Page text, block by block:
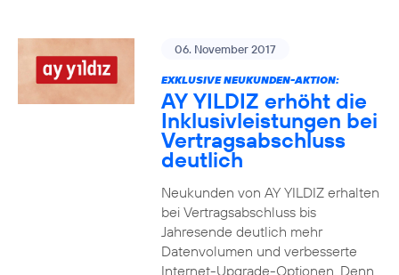
06. November 2017
EXKLUSIVE NEUKUNDEN-AKTION:
AY YILDIZ erhöht die
Inklusivleistungen bei
Vertragsabschluss
deutlich
Neukunden von AY YILDIZ erhalten
bei Vertragsabschluss bis
Jahresende deutlich mehr
Datenvolumen und verbesserte
Internet-Upgrade-Optionen. Denn